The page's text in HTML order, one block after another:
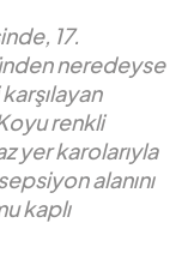
17.
neredeyse
renkli
yer karolarıyla
alanını
kaplı